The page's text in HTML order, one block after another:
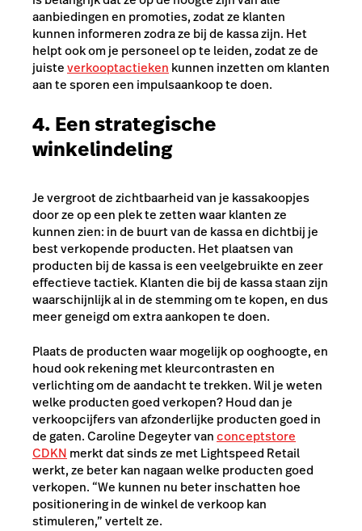
aanbiedingen en promoties, zodat ze klanten
kunnen informeren zodra ze bij de kassa zijn. Het
helpt ook om je personeel op te leiden, zodat ze de
juisteverkooptactieken kunnen inzetten om klanten
aan te sporen een impulsaankoop te doen.
4. Een strategische
winkelindeling
Je vergroot de zichtbaarheid van je kassakoopjes
door ze op een plek te zetten waar klanten ze
kunnen zien: in de buurt van de kassa en dichtbij je
best verkopende producten. Het plaatsen van
producten bij de kassa is een veelgebruikte en zeer
effectieve tactiek. Klanten die bij de kassa staan zijn
waarschijnlijk al in de stemming om te kopen, en dus
meer geneigd om extra aankopen te doen.
Plaats de producten waar mogelijk op ooghoogte, en
houd ook rekening met kleurcontrasten en
verlichting om de aandacht te trekken. Wil je weten
welke producten goed verkopen? Houd dan je
verkoopcijfers van afzonderlijke producten goed in
de gaten. Caroline Degeyter vanconceptstore
CDKN merkt dat sinds ze met Lightspeed Retail
werkt, ze beter kan nagaan welke producten goed
verkopen. “We kunnen nu beter inschatten hoe
positionering in de winkel de verkoop kan
stimuleren,” vertelt ze.